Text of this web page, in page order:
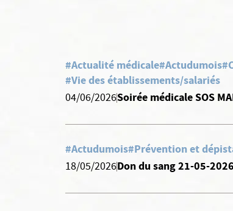
#Actualité médicale#Actudumois
#Vie des établissements/salariés
04/06/2026Soirée médicale SOS
#Actudumois#Prévention et
18/05/2026Don du sang 21-05-2026